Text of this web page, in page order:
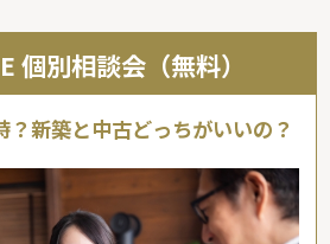
個別相談会（無料）
新築と中古どっちがいいの？